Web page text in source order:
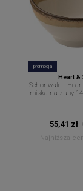
promocja
Heart &
Schonwald -
miska na zupy
55,41 zł
Najniższa